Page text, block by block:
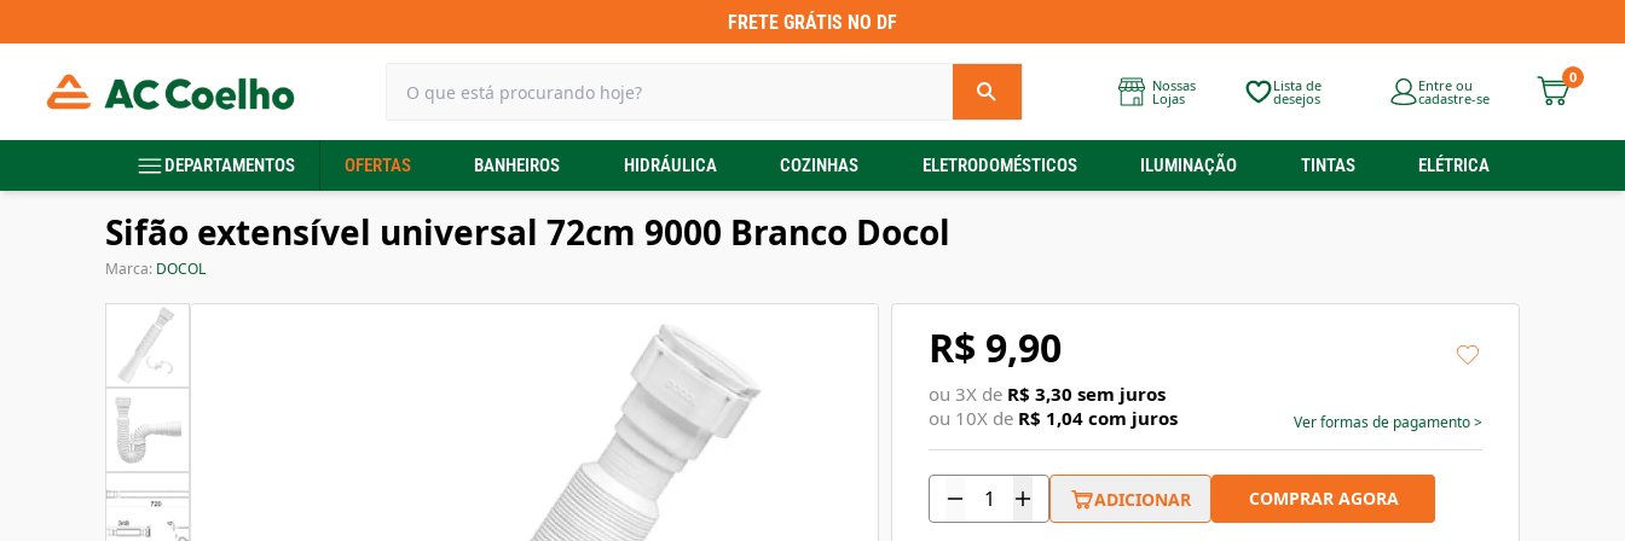
FRETE GRÁTIS NO DF
Nossas
Lojas
Lista de
desejos
Entre ou
cadastre-se
0
DEPARTAMENTOS OFERTAS BANHEIROS HIDRÁULICA COZINHAS ELETRODOMÉSTICOS ILUMINAÇÃO TINTAS ELÉTRICA
Sifão extensível universal 72cm 9000 Branco Docol
Marca: DOCOL
R$ 9,90
ou 3X de R$ 3,30 sem juros
ou 10X de R$ 1,04 com juros Ver formas de pagamento>
ADICIONAR COMPRAR AGORA